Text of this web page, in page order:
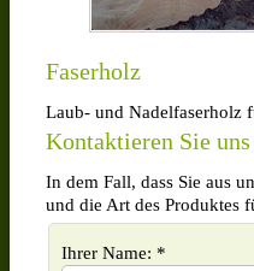
Faserholz
Laub- und Nadelfaserholz
Kontaktieren Sie
In dem Fall, dass Sie aus
und die Art des Produktes
Ihrer Name: *